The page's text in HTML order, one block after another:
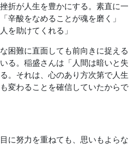
折が人生を豊かにする。素直に一
辛酸をなめることが魂を磨く」
を助けてくれる」
困難に直面しても前向きに捉える
る。稲盛さんは「人間は暗いと失
。それは、心のあり方次第で人生
変わることを確信していたからで
に努力を重ねても、思いもよらな